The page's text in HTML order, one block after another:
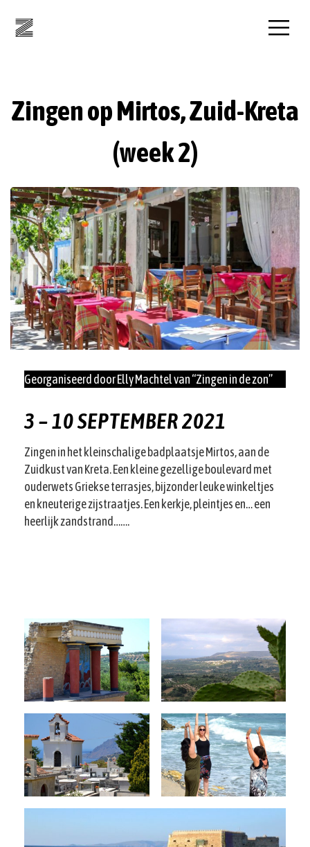
Zingen op Mirtos, Zuid-Kreta
(week 2)
Georganiseerd door Elly Machtel van “Zingen in de zon”
3 – 10 SEPTEMBER 2021
Zingen in het kleinschalige badplaatsje Mirtos, aan de
Zuidkust van Kreta. Een kleine gezellige boulevard met
ouderwets Griekse terrasjes, bijzonder leuke winkeltjes
en kneuterige zijstraatjes. Een kerkje, pleintjes en… een
heerlijk zandstrand…….